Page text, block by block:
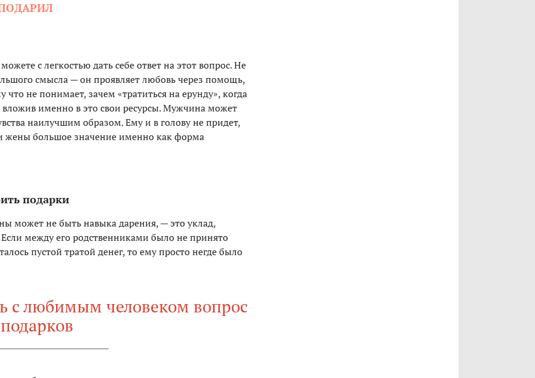
с легкостью дать себе ответ на этот вопрос. Не
смысла — он проявляет любовь через помощь,
не понимает, зачем «тратиться на ерунду», когда
именно в это свои ресурсы. Мужчина может
наилучшим образом. Ему и в голову не придет,
жены большое значение именно как форма
подарки
может не быть навыка дарения, — это уклад,
между его родственниками было не принято
пустой тратой денег, то ему просто негде было
с любимым человеком вопрос
подарков